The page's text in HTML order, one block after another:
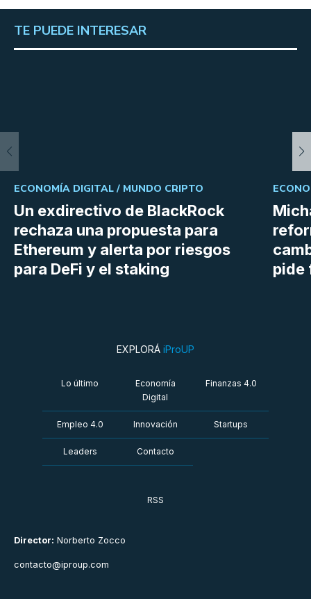
TE PUEDE INTERESAR
Un exdirectivo de BlackRock
rechaza una propuesta para
Ethereum y alerta por riesgos
para DeFi y el staking
ECONOMÍA DIGITAL / MUNDO CRIPTO
pide
Director: Norberto Zocco
contacto@iproup.com
EXPLORÁ iProUP
Lo último
Economía
Digital
Finanzas 4.0
Empleo 4.0 Innovación Startups
Leaders Contacto
RSS